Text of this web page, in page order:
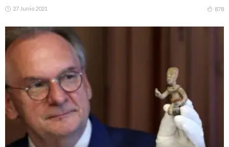
27 Junio 2021 878